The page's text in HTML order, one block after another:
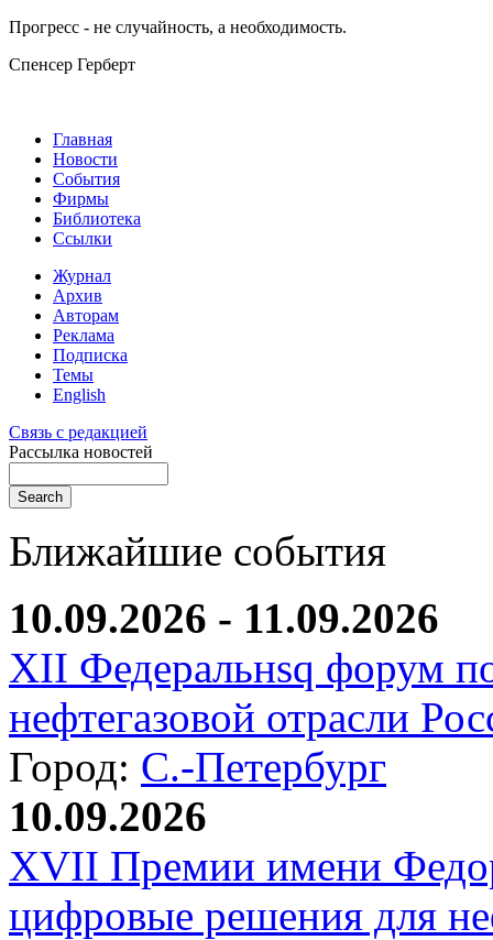
Прогресс - не случайность, а необходимость.
Спенсер Герберт
Главная
Новости
События
Фирмы
Библиотека
Ссылки
Журнал
Архив
Авторам
Реклама
Подписка
Темы
English
Связь с редакцией
Рассылка новостей
Ближайшие события
10.09.2026 - 11.09.2026
XII Федеральнsq форум
нефтегазовой отрасли
Город: С.-Петербург
10.09.2026
XVII Премии имени
цифровые решения для